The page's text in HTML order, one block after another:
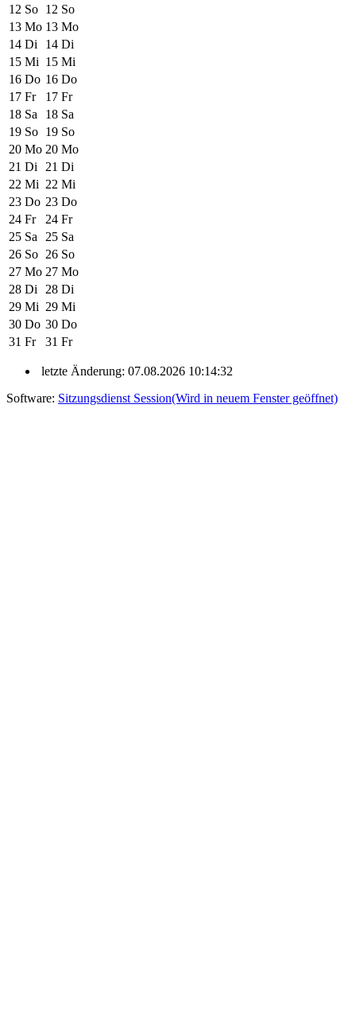
12 So 12 So
13 Mo 13 Mo
14 Di 14 Di
15 Mi 15 Mi
16 Do 16 Do
17 Fr 17 Fr
18 Sa 18 Sa
19 So 19 So
20 Mo 20 Mo
21 Di 21 Di
22 Mi 22 Mi
23 Do 23 Do
24 Fr 24 Fr
25 Sa 25 Sa
26 So 26 So
27 Mo 27 Mo
28 Di 28 Di
29 Mi 29 Mi
30 Do 30 Do
31 Fr 31 Fr
letzte Änderung: 07.08.2026 10:14:32
Software: Sitzungsdienst Session(Wird in neuem Fenster geöffnet)